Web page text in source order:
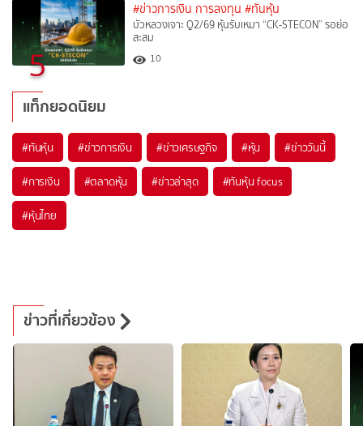
5
#ข่าวการเงิน การลงทุน #ทันหุ้น
บัวหลวงเจาะ Q2/69 หุ้นรับเหมา “CK-STECON” รอย่อ
สะสม
10
แท็กยอดนิยม
#ทันหุ้น #ข่าวการเงิน #ข่าวเศรษฐกิจ #หุ้น #ข่าววันนี้
#การเงิน #ตลาดหุ้น #ข่าวล่าสุด #ทันหุ้น focus
#หุ้นไทย
ข่าวที่เกี่ยวข้อง